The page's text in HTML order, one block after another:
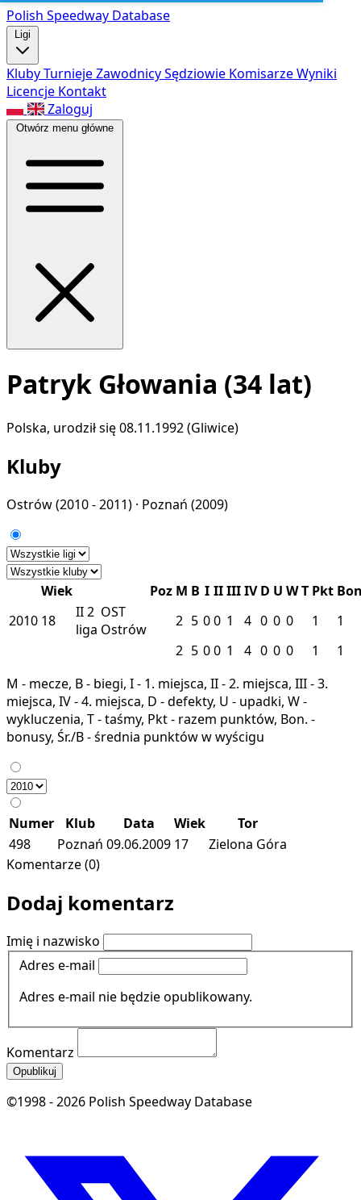
Polish Speedway Database
Ligi
KlubyTurniejeZawodnicySędziowie KomisarzeWyniki
Licencje Kontakt
Zaloguj
Otwórz menu główne
Patryk Głowania (34 lat)
Polska, urodził się 08.11.1992 (Gliwice)
Kluby
Ostrów(2010 - 2011) · Poznań (2009)
Wiek Poz M B I IIIIIIV D U WT Pkt
2010 18 II2
liga
OST
Ostrów
2 5 00 1 4 0 0 0 1
1
2 5 00 1 4 0 0 0 1
1
M - mecze, B - biegi, I - 1. miejsca, II - 2. miejsca, III - 3.
miejsca, IV - 4. miejsca, D - defekty, U - upadki, W -
wykluczenia, T - taśmy, Pkt - razem punktów, Bon. -
bonusy, Śr./B - średnia punktów w wyścigu
Numer Klub Data Wiek
Tor
498
Poznań 09.06.2009 17
Zielona Góra
Komentarze (0)
Dodaj komentarz
Imię i nazwisko
Adres e-mail
Adres e-mail nie będzie opublikowany.
Komentarz
Opublikuj
©1998 - 2026 Polish Speedway Database